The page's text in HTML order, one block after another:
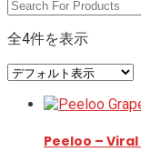
全4件を表示
Peeloo –